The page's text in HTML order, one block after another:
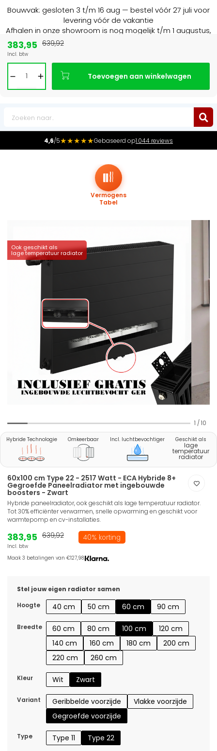
Bouwvak: gesloten 3 t/m 16 aug — bestel vóór 27 juli voor
levering vóór de vakantie
Afhalen in onze showroom is nog mogelijk t/m 1 augustus,
4,6/5★★★★★Gebaseerd op1.044 reviews
Ook geschikt als
lage temperatuur radiator
Vermogens
Tabel
1 / 10
Hybride Technologie Omkeerbaar Incl. luchtbevochtiger Geschikt als
lage
temperatuur
radiator
60x100 cm Type 22 - 2517 Watt - ECA Hybride 8+
Gegroefde Paneelradiator met ingebouwde
boosters - Zwart
Hybride paneelradiator, ook geschikt als lage temperatuur radiator.
Tot 30% efficiënter verwarmen, snelle opwarming en geschikt voor
warmtepomp en cv-installaties.
383,95
Incl. btw
639,92 40% korting
Maak 3 betalingen van €127,98.
Stel jouw eigen radiator samen
Hoogte
40 cm 50 cm 60 cm 90 cm
Breedte 60 cm 80 cm 100 cm
120 cm
140 cm
160 cm 180 cm
200 cm
220 cm
260 cm
Kleur Wit Zwart
Variant Geribbelde voorzijde
Vlakke voorzijde
Gegroefde voorzijde
Type Type 11 Type 22
383,95
Incl. btw
639,92
Toevoegen aan winkelwagen